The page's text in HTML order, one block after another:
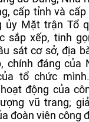
cấp tỉnh và
ủy Mặt trận Tổ
sắp xếp, tinh
sát cơ sở, địa
chính đáng của
tổ chức
động của
vũ trang;
đoàn viên công